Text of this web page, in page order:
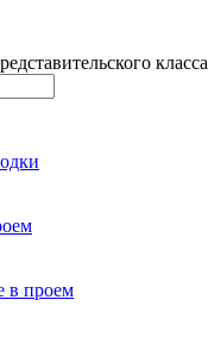
класса
в проем